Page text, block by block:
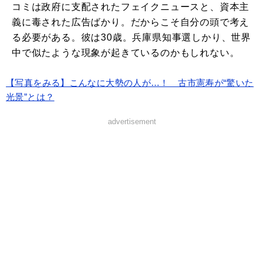
コミは政府に支配されたフェイクニュースと、資本主
義に毒された広告ばかり。だからこそ自分の頭で考え
る必要がある。彼は30歳。兵庫県知事選しかり、世界
中で似たような現象が起きているのかもしれない。
【写真をみる】こんなに大勢の人が…！ 古市憲寿が“驚いた
光景”とは？
advertisement